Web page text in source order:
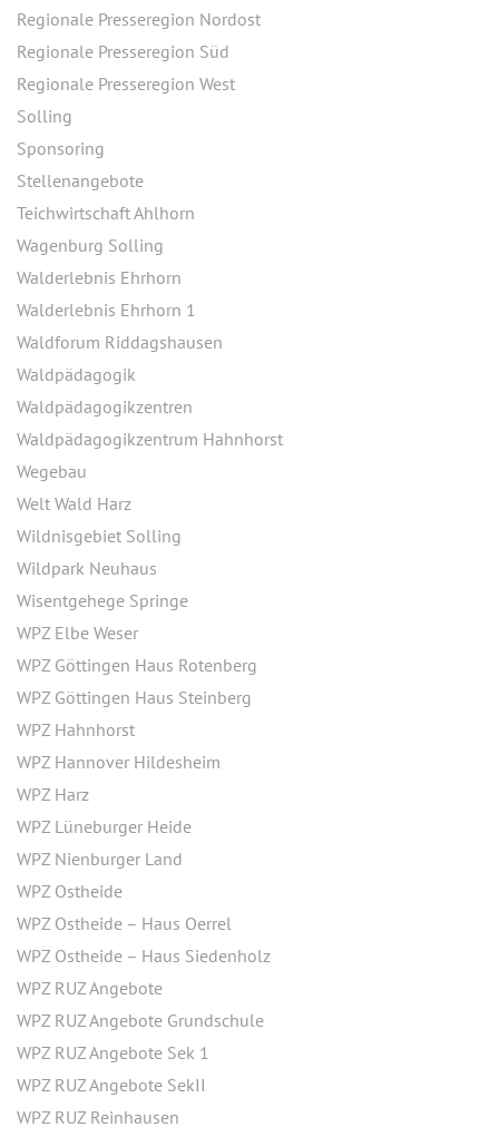
Regionale Presseregion Nordost
Regionale Presseregion Süd
Regionale Presseregion West
Solling
Sponsoring
Stellenangebote
Teichwirtschaft Ahlhorn
Wagenburg Solling
Walderlebnis Ehrhorn
Walderlebnis Ehrhorn 1
Waldforum Riddagshausen
Waldpädagogik
Waldpädagogikzentren
Waldpädagogikzentrum Hahnhorst
Wegebau
Welt Wald Harz
Wildnisgebiet Solling
Wildpark Neuhaus
Wisentgehege Springe
WPZ Elbe Weser
WPZ Göttingen Haus Rotenberg
WPZ Göttingen Haus Steinberg
WPZ Hahnhorst
WPZ Hannover Hildesheim
WPZ Harz
WPZ Lüneburger Heide
WPZ Nienburger Land
WPZ Ostheide
WPZ Ostheide – Haus Oerrel
WPZ Ostheide – Haus Siedenholz
WPZ RUZ Angebote
WPZ RUZ Angebote Grundschule
WPZ RUZ Angebote Sek 1
WPZ RUZ Angebote SekII
WPZ RUZ Reinhausen